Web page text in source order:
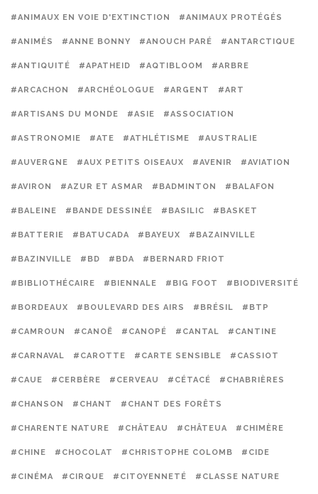
#ANIMAUX EN VOIE D'EXTINCTION #ANIMAUX PROTÉGÉS
#ANIMÉS #ANNE BONNY #ANOUCH PARÉ #ANTARCTIQUE
#ANTIQUITÉ #APATHEID #AQTIBLOOM #ARBRE
#ARCACHON #ARCHÉOLOGUE #ARGENT #ART
#ARTISANS DU MONDE #ASIE #ASSOCIATION
#ASTRONOMIE #ATE #ATHLÉTISME #AUSTRALIE
#AUVERGNE #AUX PETITS OISEAUX #AVENIR #AVIATION
#AVIRON #AZUR ET ASMAR #BADMINTON #BALAFON
#BALEINE #BANDE DESSINÉE #BASILIC #BASKET
#BATTERIE #BATUCADA #BAYEUX #BAZAINVILLE
#BAZINVILLE #BD #BDA #BERNARD FRIOT
#BIBLIOTHÉCAIRE #BIENNALE #BIG FOOT #BIODIVERSITÉ
#BORDEAUX #BOULEVARD DES AIRS #BRÉSIL #BTP
#CAMROUN #CANOË #CANOPÉ #CANTAL #CANTINE
#CARNAVAL #CAROTTE #CARTE SENSIBLE #CASSIOT
#CAUE #CERBÈRE #CERVEAU #CÉTACÉ #CHABRIÈRES
#CHANSON #CHANT #CHANT DES FORÊTS
#CHARENTE NATURE #CHÂTEAU #CHÂTEUA #CHIMÈRE
#CHINE #CHOCOLAT #CHRISTOPHE COLOMB #CIDE
#CINÉMA #CIRQUE #CITOYENNETÉ #CLASSE NATURE